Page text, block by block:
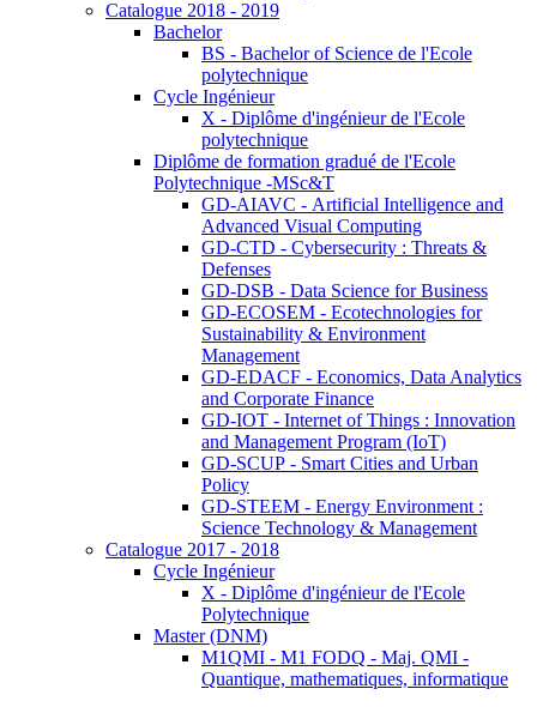
Catalogue 2018 - 2019
Bachelor
BS - Bachelor of Science de l'Ecole
polytechnique
Cycle Ingénieur
X - Diplôme d'ingénieur de l'Ecole
polytechnique
Diplôme de formation gradué de l'Ecole
Polytechnique -MSc&T
GD-AIAVC - Artificial Intelligence and
Advanced Visual Computing
GD-CTD - Cybersecurity : Threats &
Defenses
GD-DSB - Data Science for Business
GD-ECOSEM - Ecotechnologies for
Sustainability & Environment
Management
GD-EDACF - Economics, Data Analytics
and Corporate Finance
GD-IOT - Internet of Things : Innovation
and Management Program (IoT)
GD-SCUP - Smart Cities and Urban
Policy
GD-STEEM - Energy Environment :
Science Technology & Management
Catalogue 2017 - 2018
Cycle Ingénieur
X - Diplôme d'ingénieur de l'Ecole
Polytechnique
Master (DNM)
M1QMI - M1 FODQ - Maj. QMI -
Quantique, mathematiques, informatique